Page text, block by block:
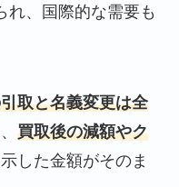
れ、国際的な需要も
取と名義変更は全
買取後の減額やク
した金額がそのま